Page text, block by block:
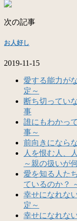
次の記事
お人好し
2019-11-15
愛する能力が
定～
断ち切ってい
事
誰にもわかっ
事～
前向きになら
人を恨む人、
～親の扱いが
愛を知る人た
ているのか？
幸せになれな
定～
幸せになれな